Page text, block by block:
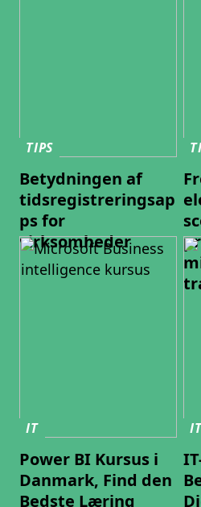
TIPS
Betydningen af
tidsregistreringsap
ps for
virksomheder
IT
Power BI Kursus i
Danmark, Find den
Bedste Læring